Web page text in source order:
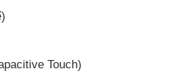
Touch)